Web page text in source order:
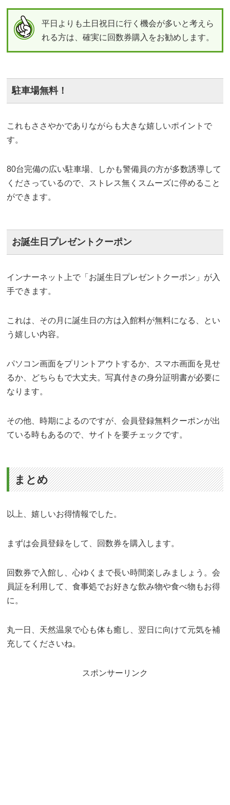
平日よりも土日祝日に行く機会が多いと考えら
れる方は、確実に回数券購入をお勧めします。
駐車場無料！
これもささやかでありながらも大きな嬉しいポイントで
す。
80台完備の広い駐車場、しかも警備員の方が多数誘導して
くださっているので、ストレス無くスムーズに停めること
ができます。
お誕生日プレゼントクーポン
インナーネット上で「お誕生日プレゼントクーポン」が入
手できます。
これは、その月に誕生日の方は入館料が無料になる、とい
う嬉しい内容。
パソコン画面をプリントアウトするか、スマホ画面を見せ
るか、どちらもで大丈夫。写真付きの身分証明書が必要に
なります。
その他、時期によるのですが、会員登録無料クーポンが出
ている時もあるので、サイトを要チェックです。
まとめ
以上、嬉しいお得情報でした。
まずは会員登録をして、回数券を購入します。
回数券で入館し、心ゆくまで長い時間楽しみましょう。会
員証を利用して、食事処でお好きな飲み物や食べ物もお得
に。
丸一日、天然温泉で心も体も癒し、翌日に向けて元気を補
充してくださいね。
スポンサーリンク